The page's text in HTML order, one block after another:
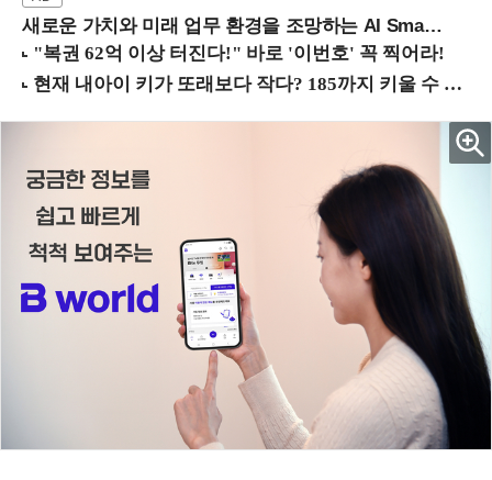
새로운 가치와 미래 업무 환경을 조망하는 AI Smart Work Summit 2026 (9/11 코엑스)